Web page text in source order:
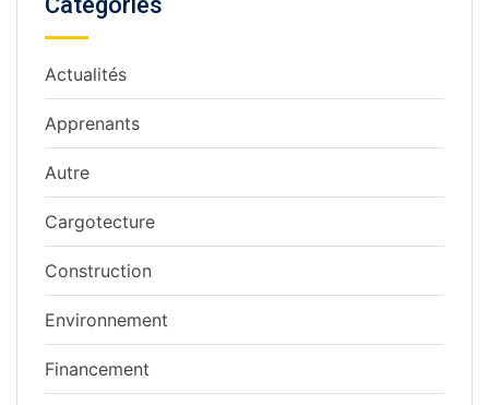
Actualités
Apprenants
Autre
Cargotecture
Construction
Environnement
Financement